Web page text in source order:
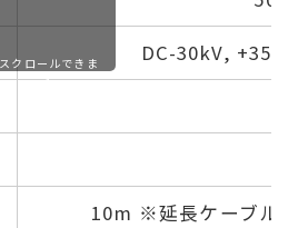
DC-30kV,
10m ※延長ケーブル
スクロールできま
す